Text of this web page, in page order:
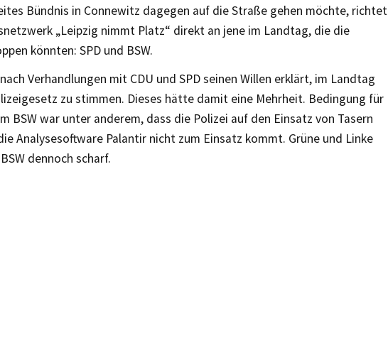
Bündnis in Connewitz dagegen auf die Straße gehen möchte, richtet
„Leipzig nimmt Platz“ direkt an jene im Landtag, die die
könnten: SPD und BSW.
Verhandlungen mit CDU und SPD seinen Willen erklärt, im Landtag
zu stimmen. Dieses hätte damit eine Mehrheit. Bedingung für
BSW war unter anderem, dass die Polizei auf den Einsatz von Tasern
Analysesoftware Palantir nicht zum Einsatz kommt. Grüne und Linke
dennoch scharf.